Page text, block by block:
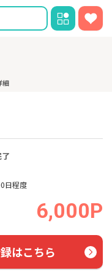
細
日程度
6,000P
はこちら